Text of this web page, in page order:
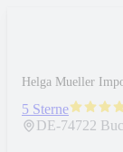
Helga Mueller
5 Sterne
DE-74722